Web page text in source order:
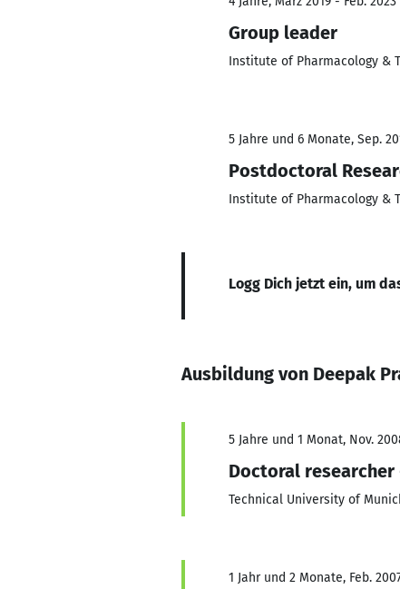
Group leader
Institute of Pharmacology &
5 Jahre und 6 Monate, Sep.
Postdoctoral
Institute of Pharmacology &
Logg Dich jetzt ein, um
Ausbildung von Deepak
5 Jahre und 1 Monat, Nov.
Doctoral
Technical University of
1 Jahr und 2 Monate, Feb.